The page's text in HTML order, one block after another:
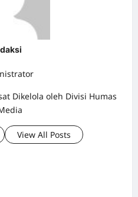
Dikelola oleh Divisi Humas
View All Posts